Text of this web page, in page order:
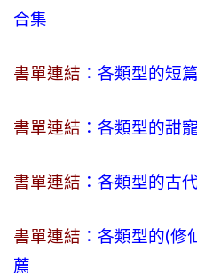
合集
書單連結 ：各類型的短
書單連結 ：各類型的甜
書單連結 ：各類型的古
書單連結 ：各類型的(
薦